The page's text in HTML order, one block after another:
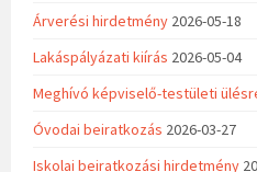
Árverési hirdetmény 2026-05-18
Lakáspályázati kiírás 2026-05-04
Meghívó képviselő-testületi
Óvodai beiratkozás 2026-03-27
Iskolai beiratkozási hirdetmény